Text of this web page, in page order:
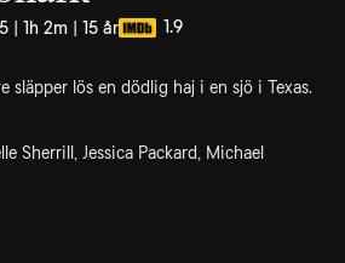
| 1h 2m | 15 år 1.9
släpper lös en dödlig haj i en sjö i Texas.
Sherrill, Jessica Packard, Michael